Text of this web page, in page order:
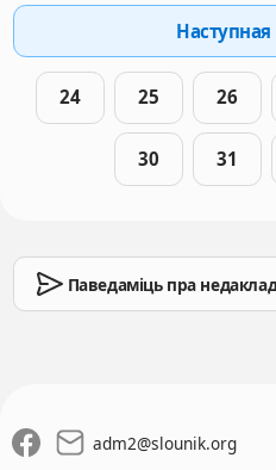
Наступная
24 25 26
30 31
Паведаміць пра
adm2@slounik.org